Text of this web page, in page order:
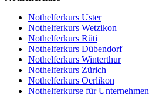
Nothelferkurs Uster
Nothelferkurs Wetzikon
Nothelferkurs Rüti
Nothelferkurs Dübendorf
Nothelferkurs Winterthur
Nothelferkurs Zürich
Nothelferkurs Oerlikon
Nothelferkurse für Unternehmen